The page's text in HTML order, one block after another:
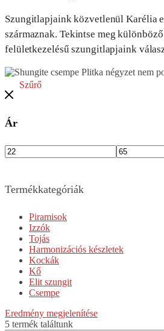
Szungitlapjaink közvetlenül Karélia
származnak. Tekintse meg
felületkezelésű szungitlapjaink
Szűrő
Ár
Termékkategóriák
Piramisok
Izzók
Tojás
Harmonizációs készletek
Kockák
Kő
Elit szungit
Csempe
Eredmény megjelenítése
5 termék találtunk